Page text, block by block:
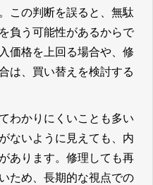
この判断を誤ると、無駄
負う可能性があるからで
価格を上回る場合や、修
は、買い替えを検討する
わかりにくいことも多い
ないように見えても、内
あります。修理しても再
ため、長期的な視点での